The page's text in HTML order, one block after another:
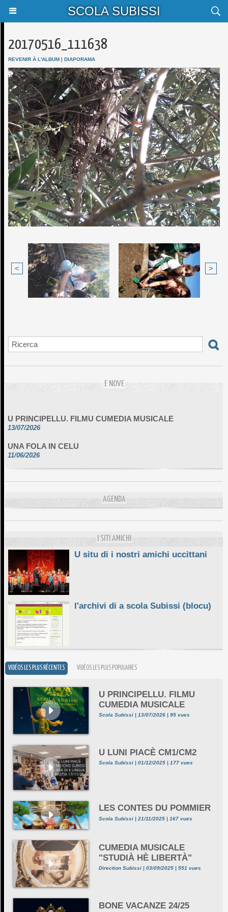
SCOLA SUBISSI
20170516_111638
REVENIR À L'ALBUM | DIAPORAMA
< >
E NOVE
13/07/2026
11/06/2026
DA SCIMULÌ
AGENDA
I SITI AMICHI
U situ di i nostri amichi uccittani
l'archivi di a scola Subissi (blocu)
VIDÉOS LES PLUS RÉCENTES VIDÉOS LES PLUS POPULAIRES
U PRINCIPELLU. FILMU
CUMEDIA MUSICALE
Scola Subissi | 13/07/2026 | 95 vues
U LUNI PIACÈ CM1/CM2
Scola Subissi | 01/12/2025 | 177 vues
LES CONTES DU POMMIER
Scola Subissi | 21/11/2025 | 167 vues
CUMEDIA MUSICALE
"STUDIÀ HÈ LIBERTÀ"
Direction Subissi | 03/09/2025 | 551 vues
BONE VACANZE 24/25